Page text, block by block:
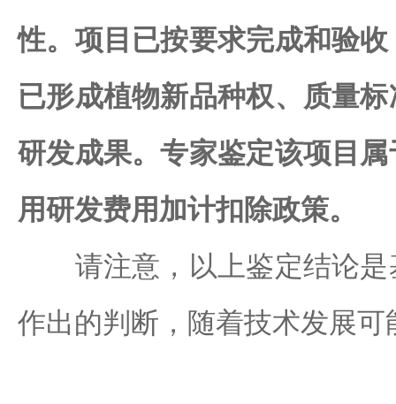
性。项目已按要求完成和验
已形成植物新品种权、质量
研发成果。专家鉴定该项目
用研发费用加计扣除政策。
请注意，以上鉴定结论是
作出的判断，随着技术发展可